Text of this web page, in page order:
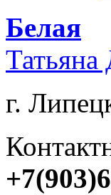
Белая
г.